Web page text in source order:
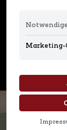
Marketing-